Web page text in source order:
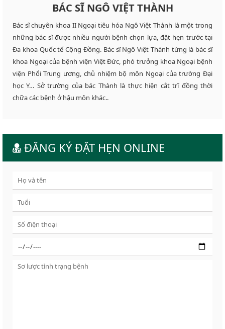
BÁC SĨ NGÔ VIỆT THÀNH
Bác sĩ chuyên khoa II Ngoại tiêu hóa Ngô Việt Thành là một trong
những bác sĩ được nhiều người bệnh chọn lựa, đặt hẹn trước tại
Đa khoa Quốc tế Cộng Đồng. Bác sĩ Ngô Việt Thành từng là bác sĩ
khoa Ngoại của bệnh viện Việt Đức, phó trưởng khoa Ngoại bệnh
viện Phổi Trung ương, chủ nhiệm bộ môn Ngoại của trường Đại
học Y… Sở trường của bác Thành là thực hiện cắt trĩ đồng thời
chữa các bệnh ở hậu môn khác..
ĐĂNG KÝ ĐẶT HẸN ONLINE